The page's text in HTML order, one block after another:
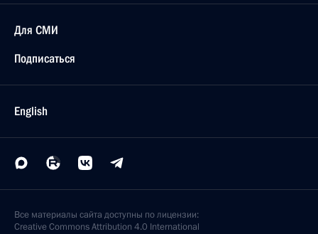
Для СМИ
Подписаться
English
Все материалы сайта доступны по лицензии:
Creative Commons Attribution 4.0 International